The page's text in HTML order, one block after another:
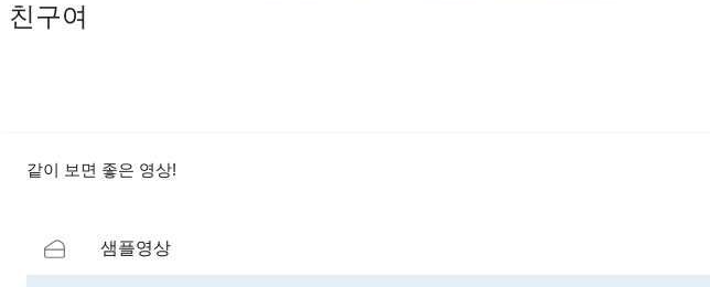
친구여
같이 보면 좋은 영상!
샘플영상